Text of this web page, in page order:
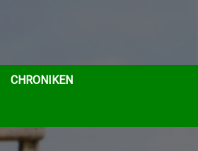
CHRONIKEN